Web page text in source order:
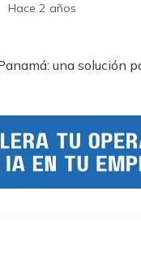
Hace 2 años